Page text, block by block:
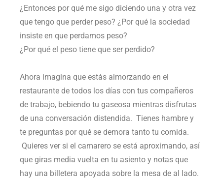
¿Entonces por qué me sigo diciendo una y otra vez
que tengo que perder peso? ¿Por qué la sociedad
insiste en que perdamos peso?
¿Por qué el peso tiene que ser perdido?
Ahora imagina que estás almorzando en el
restaurante de todos los días con tus compañeros
de trabajo, bebiendo tu gaseosa mientras disfrutas
de una conversación distendida. Tienes hambre y
te preguntas por qué se demora tanto tu comida.
Quieres ver si el camarero se está aproximando, así
que giras media vuelta en tu asiento y notas que
hay una billetera apoyada sobre la mesa de al lado.